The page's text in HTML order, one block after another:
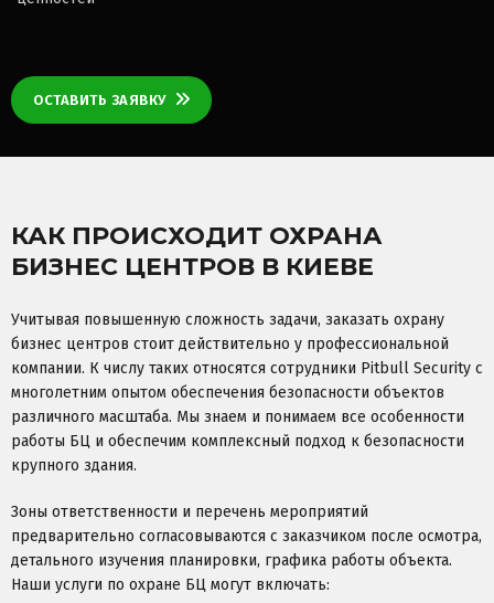
ОСТАВИТЬ ЗАЯВКУ
КАК ПРОИСХОДИТ ОХРАНА
БИЗНЕС ЦЕНТРОВ В КИЕВЕ
Учитывая повышенную сложность задачи, заказать охрану
бизнес центров стоит действительно у профессиональной
компании. К числу таких относятся сотрудники Pitbull Security с
многолетним опытом обеспечения безопасности объектов
различного масштаба. Мы знаем и понимаем все особенности
работы БЦ и обеспечим комплексный подход к безопасности
крупного здания.
Зоны ответственности и перечень мероприятий
предварительно согласовываются с заказчиком после осмотра,
детального изучения планировки, графика работы объекта.
Наши услуги по охране БЦ могут включать: